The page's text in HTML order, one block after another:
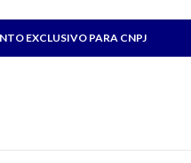
EXCLUSIVO PARA CNPJ